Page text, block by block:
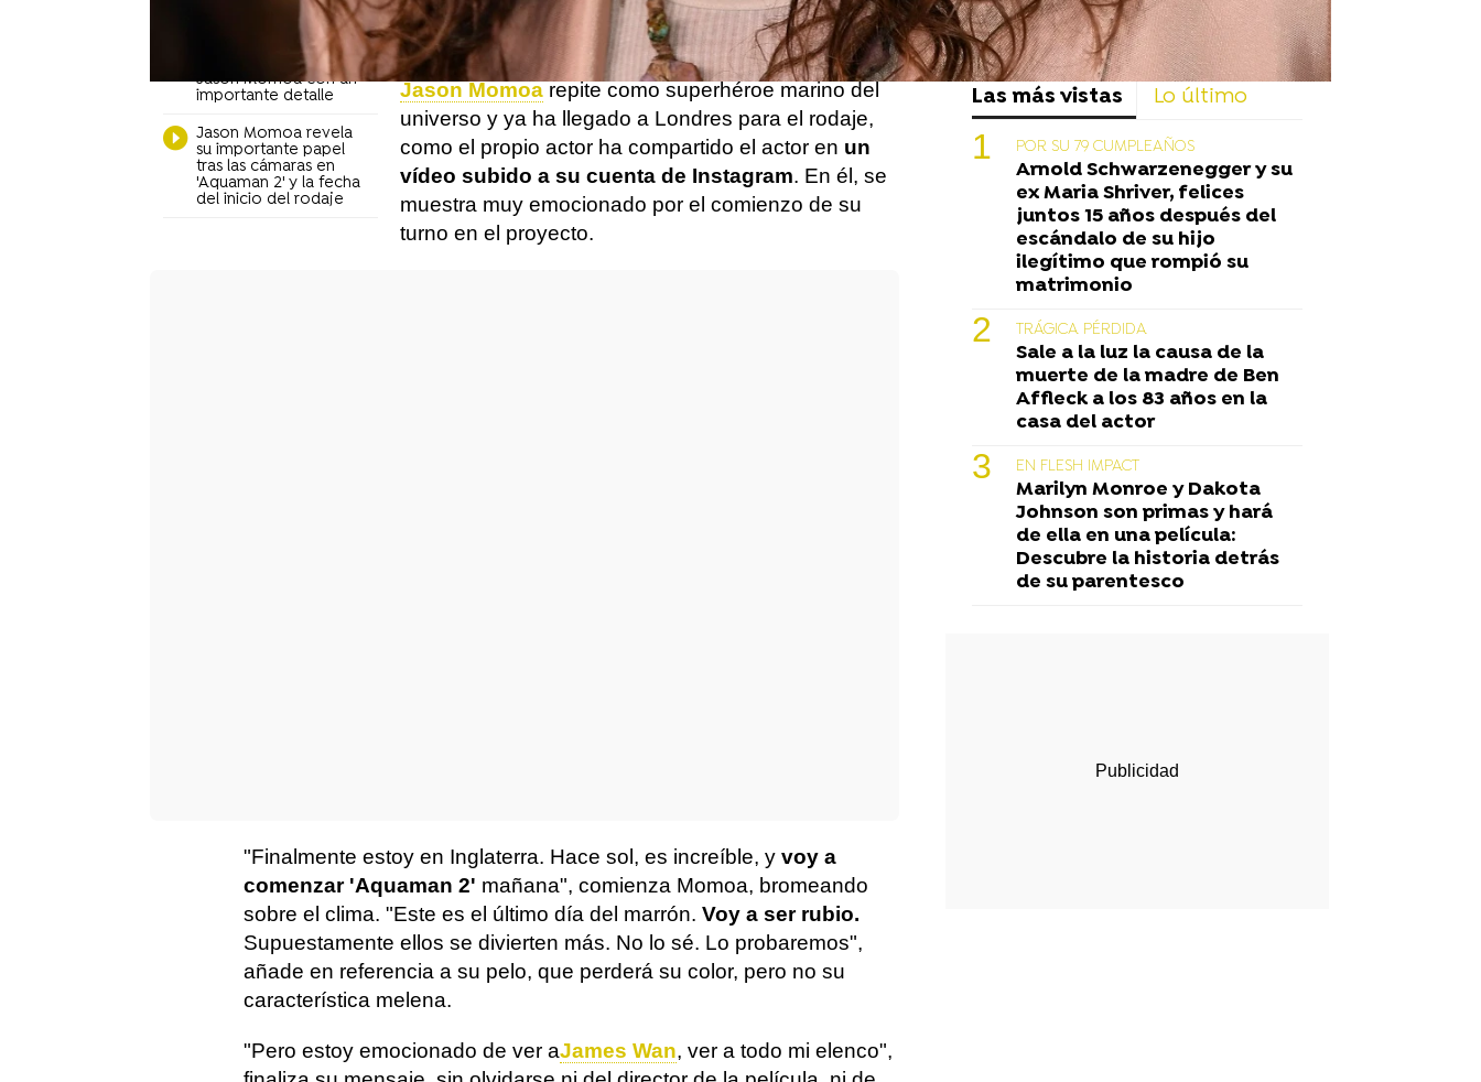
'Aquaman 2': James
Wan revela la primera
foto del rodaje con
Jason Momoa con un
importante detalle
Jason Momoa revela
su importante papel
tras las cámaras en
'Aquaman 2' y la fecha
del inicio del rodaje
producción de su secuela, 'Aquaman y el reino
caído' o simplemente '
Aquaman 2
Jason Momoarepite como superhéroe marino del
universo y ya ha llegado a Londres para el rodaje,
como el propio actor ha compartido el actor en un
vídeo subido a su cuenta de Instagram. En él, se
muestra muy emocionado por el comienzo de su
turno en el proyecto.
"Finalmente estoy en Inglaterra. Hace sol, es increíble, y voy a
comenzar 'Aquaman 2' mañana", comienza Momoa, bromeando
sobre el clima. "Este es el último día del marrón. Voy a ser rubio.
Supuestamente ellos se divierten más. No lo sé. Lo probaremos",
añade en referencia a su pelo, que perderá su color, pero no su
característica melena.
"Pero estoy emocionado de ver aJames Wan, ver a todo mi elenco",
Las más vistas Lo último
POR SU 79 CUMPLEAÑOS
Arnold Schwarzenegger y su
ex Maria Shriver, felices
juntos 15 años después del
escándalo de su hijo
ilegítimo que rompió su
matrimonio
TRÁGICA PÉRDIDA
Sale a la luz la causa de la
muerte de la madre de Ben
Affleck a los 83 años en la
casa del actor
EN FLESH IMPACT
Marilyn Monroe y Dakota
Johnson son primas y hará
de ella en una película:
Descubre la historia detrás
de su parentesco